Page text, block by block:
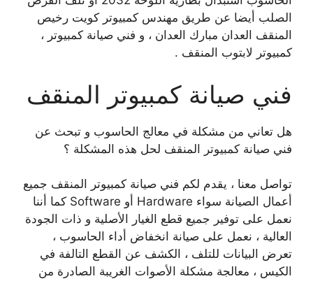
الصلب أيضا عن طريق مهندس كمبيوتر كويت رخيص
المنقف العدان مبارك العدان ، و فني صيانة كمبيوتر ،
كمبيوتر لابتوب المنقف .
فني صيانة كمبيوتر المنقف
هل تعاني من مشكلة في معالج الحاسوب و تبحث عن
فني صيانة كمبيوتر المنقف لحل هذه المشكلة ؟
تواصل معنا ، يقدم لكم فني صيانة كمبيوتر المنقف جميع
أعمال الصيانة سواء Hardware أو Software كما أننا
نعمل على توفير جميع قطع الغيار الأصلية و ذات الجودة
العالية ، نعمل على صيانة انخفاض أداء الحاسوب ،
تعرض البيانات للتلف ، الكشف عن القطع التالفة في
الكيس ، معالجة مشكلة الأصوات الغريبة الصادرة من